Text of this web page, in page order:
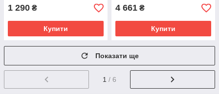
1 290 ₴
Купити
4 661 ₴
Купити
Показати ще
1 / 6